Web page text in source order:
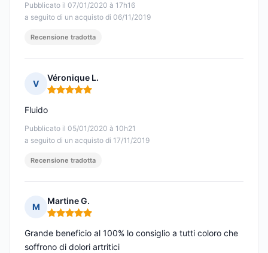
Pubblicato il 07/01/2020 à 17h16
a seguito di un acquisto di 06/11/2019
Recensione tradotta
V
Véronique L.
Nota: 5 su 5
Pubblicato il 05/01/2020 à 10h21
a seguito di un acquisto di 17/11/2019
Fluido
Recensione tradotta
M
Martine G.
Nota: 5 su 5
Grande beneficio al 100% lo consiglio a tutti coloro che
soffrono di dolori artritici